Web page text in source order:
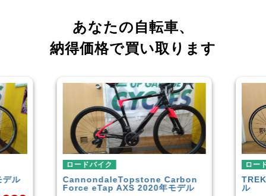
あなたの自転車、
納得価格で買い取ります
Carbon
ロードバイク
TREKDOMANE 4.5 2013年モデ
ル